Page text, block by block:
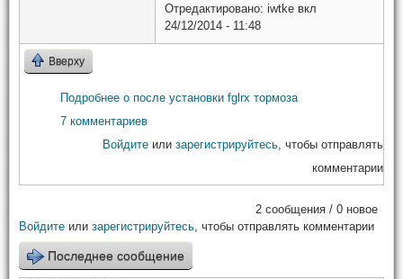
Отредактировано: iwtke вкл
24/12/2014 - 11:48
Вверху
Подробнее о после установки fglrx тормоза
7 комментариев
Войдите или зарегистрируйтесь , чтобы отправлять
комментарии
2 сообщения / 0 новое
Войдите или зарегистрируйтесь , чтобы отправлять комментарии
Последнее сообщение